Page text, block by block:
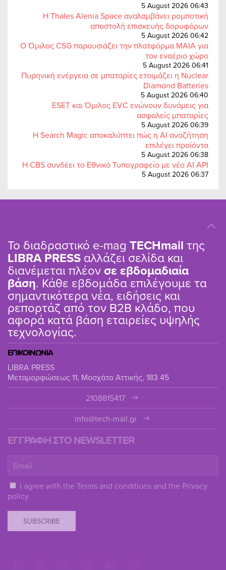
5 August 2026 06:43
Η Thales Alenia Space αναλαμβάνει ρομποτική
αποστολή επισκευής δορυφόρων
5 August 2026 06:42
Ο Όμιλος CSG παρουσιάζει την πλατφόρμα MAIA για
τον εναέριο χώρο
5 August 2026 06:41
Πυρηνική ενέργεια σε μπαταρίες ετοιμάζει η Nuclear
Diamond Batteries
5 August 2026 06:40
ESET και Όμιλος EVC ενώνουν δυνάμεις για
ασφαλείς μπαταρίες
5 August 2026 06:39
Η Search Magic αποκαλύπτει πώς η AI αναζήτηση
επιλέγει προϊόντα
5 August 2026 06:38
Η CBS συνδέει το Εθνικό Τυπογραφείο με νέο AI API
5 August 2026 06:37
Το διαδραστικό e-mag TΕCHmail της
LIBRA PRESS αλλάζει σελίδα και
διανέμεται πλέον σε εβδομαδιαία
βάση. Κάθε εβδομάδα επιλέγουμε τα
σημαντικότερα νέα, ειδήσεις και
ρεπορτάζ από τον B2B κλάδο, που
αφορά κατά βάση εταιρείες υψηλής
τεχνολογίας.
ΕΠΙΚΟΙΝΩΝΙΑ
LIBRA PRESS
Μεταμορφώσεως 11, Μοσχάτο Αττικής, 183 45
2108815417
info@tech-mail.gr
ΕΓΓΡΑΦΗ ΣΤΟ NEWSLETTER
I agree with the Terms and conditions and the Privacy
policy
SUBSCRIBE